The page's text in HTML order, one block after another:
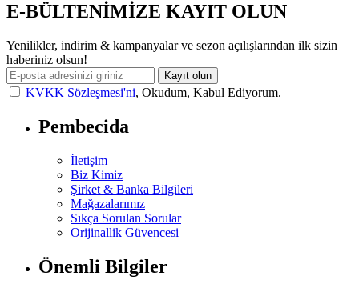
E-BÜLTENİMİZE KAYIT OLUN
Yenilikler, indirim & kampanyalar ve sezon açılışlarından ilk sizin
haberiniz olsun!
Kayıt olun
KVKK Sözleşmesi'ni, Okudum, Kabul Ediyorum.
Pembecida
İletişim
Biz Kimiz
Şirket & Banka Bilgileri
Mağazalarımız
Sıkça Sorulan Sorular
Orijinallik Güvencesi
Önemli Bilgiler